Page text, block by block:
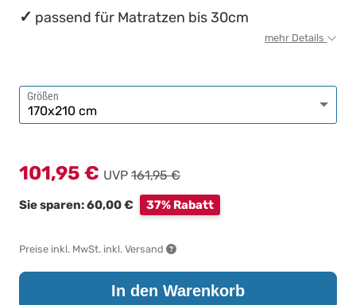
passend für Matratzen bis 30cm
mehr Details
Größen
101,95 € UVP 161,95 €
Sie sparen: 60,00 € 37% Rabatt
Preise inkl. MwSt. inkl. Versand
In den Warenkorb